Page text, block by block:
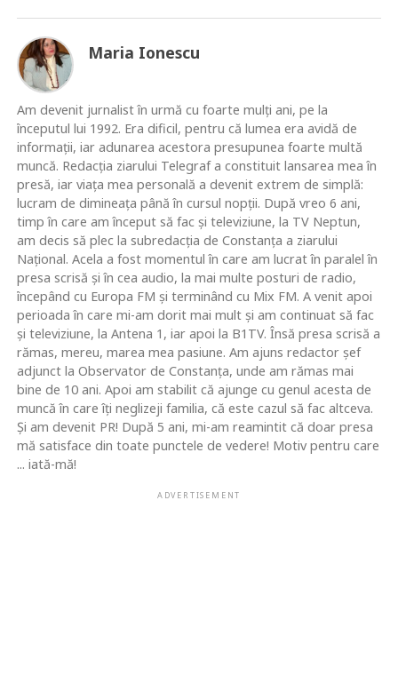
Maria Ionescu
Am devenit jurnalist în urmă cu foarte mulţi ani, pe la
începutul lui 1992. Era dificil, pentru că lumea era avidă de
informaţii, iar adunarea acestora presupunea foarte multă
muncă. Redacţia ziarului Telegraf a constituit lansarea mea în
presă, iar viaţa mea personală a devenit extrem de simplă:
lucram de dimineaţa până în cursul nopţii. După vreo 6 ani,
timp în care am început să fac şi televiziune, la TV Neptun,
am decis să plec la subredacţia de Constanţa a ziarului
Naţional. Acela a fost momentul în care am lucrat în paralel în
presa scrisă şi în cea audio, la mai multe posturi de radio,
începând cu Europa FM şi terminând cu Mix FM. A venit apoi
perioada în care mi-am dorit mai mult şi am continuat să fac
şi televiziune, la Antena 1, iar apoi la B1TV. Însă presa scrisă a
rămas, mereu, marea mea pasiune. Am ajuns redactor şef
adjunct la Observator de Constanţa, unde am rămas mai
bine de 10 ani. Apoi am stabilit că ajunge cu genul acesta de
muncă în care îţi neglizeji familia, că este cazul să fac altceva.
Şi am devenit PR! După 5 ani, mi-am reamintit că doar presa
mă satisface din toate punctele de vedere! Motiv pentru care
... iată-mă!
ADVERTISEMENT